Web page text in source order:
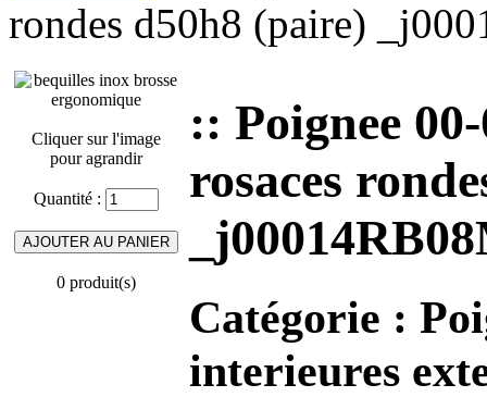
rondes d50h8 (paire)
Cliquer sur l'image
pour agrandir
Quantité :
0 produit(s)
:: Poignee
rosaces
Catégorie :
interieures